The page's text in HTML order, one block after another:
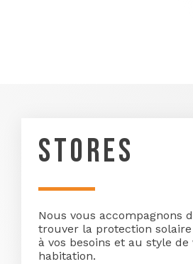
STORES
Nous vous accompagnons
trouver la protection
à vos besoins et au style de
habitation.